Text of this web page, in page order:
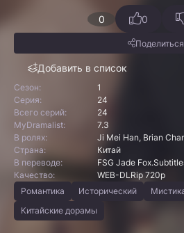
0
Добавить в список
0
Поделиться
Сезон:
1
Серия:
24
Всего серий:
24
MyDramalist:
7.3
В ролях:
Ji Mei Han, Brian
Страна:
Китай
В переводе:
FSG Jade
Качество:
WEB-DLRip 720p
Романтика
Исторический
Китайские дорамы